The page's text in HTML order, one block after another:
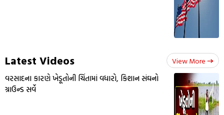
Latest Videos View More
વરસાદના કારણે ખેડૂતોની ચિંતામાં વધારો, કિશાન સંઘનો
ગ્રાઉન્ડ સર્વે